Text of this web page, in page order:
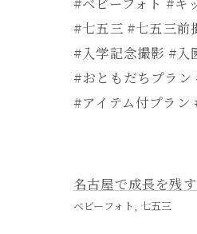
#七五三 #七五三前
#入学記念撮影 #入
#おともだちプラ
#アイテム付プラン
名古屋で成長を残
ベビーフォト 七五三